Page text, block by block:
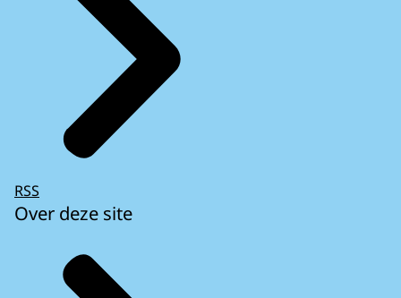
RSS
Over deze site